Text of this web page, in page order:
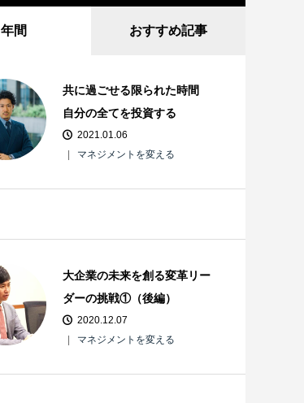
年間 おすすめ記事
共に過ごせる限られた時間
自分の全てを投資する
2021.01.06
マネジメントを変える
大企業の未来を創る変革リー
ダーの挑戦①（後編）
2020.12.07
マネジメントを変える